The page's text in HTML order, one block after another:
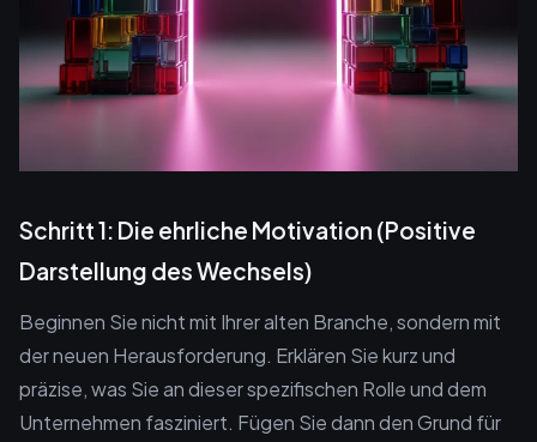
Schritt 1: Die ehrliche Motivation (Positive
Darstellung des Wechsels)
Beginnen Sie nicht mit Ihrer alten Branche, sondern mit
der neuen Herausforderung. Erklären Sie kurz und
präzise, was Sie an dieser spezifischen Rolle und dem
Unternehmen fasziniert. Fügen Sie dann den Grund für